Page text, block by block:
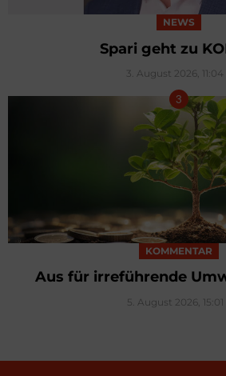
NEWS
Spari geht zu
3. August 2026, 11:04
KOMMENTAR
Aus für irreführende
5. August 2026, 15:01